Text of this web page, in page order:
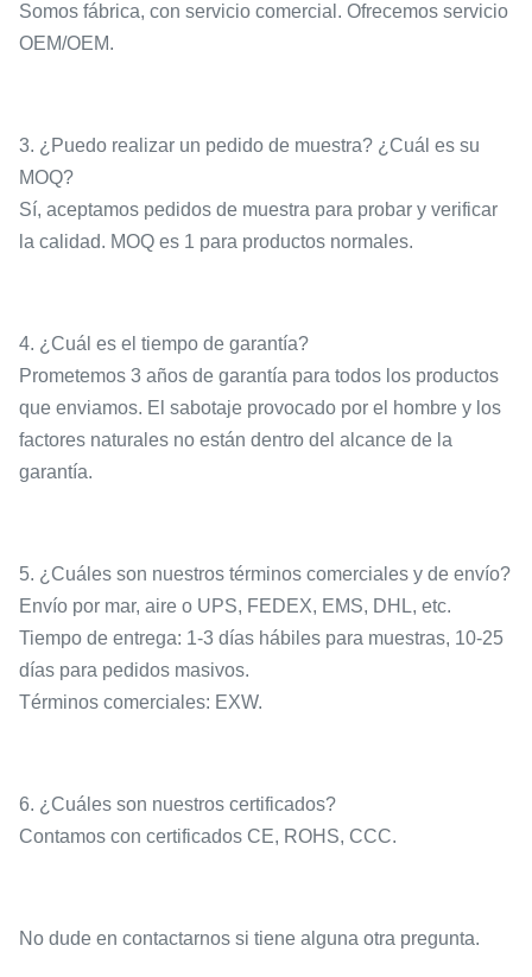
Somos fábrica, con servicio comercial. Ofrecemos servicio
OEM/OEM.
3. ¿Puedo realizar un pedido de muestra? ¿Cuál es su
MOQ?
Sí, aceptamos pedidos de muestra para probar y verificar
la calidad. MOQ es 1 para productos normales.
4. ¿Cuál es el tiempo de garantía?
Prometemos 3 años de garantía para todos los productos
que enviamos. El sabotaje provocado por el hombre y los
factores naturales no están dentro del alcance de la
garantía.
5. ¿Cuáles son nuestros términos comerciales y de envío?
Envío por mar, aire o UPS, FEDEX, EMS, DHL, etc.
Tiempo de entrega: 1-3 días hábiles para muestras, 10-25
días para pedidos masivos.
Términos comerciales: EXW.
6. ¿Cuáles son nuestros certificados?
Contamos con certificados CE, ROHS, CCC.
No dude en contactarnos si tiene alguna otra pregunta.